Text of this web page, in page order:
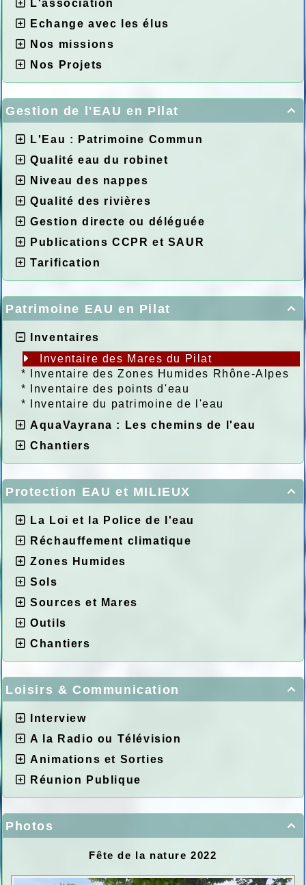
L'association
Echange avec les élus
Nos missions
Nos Projets

Gestion de l'EAU en Pilat
L'Eau : Patrimoine Commun
Qualité eau du robinet
Niveau des nappes
Qualité des rivières
Gestion directe ou déléguée
Publications CCPR et SAUR
Tarification

Patrimoine EAU en Pilat
Inventaires
Inventaire des Mares du Pilat
*
Inventaire des Zones Humides Rhône-Alpes
*
Inventaire des points d'eau
*
Inventaire du patrimoine de l'eau
AquaVayrana : Les chemins de l'eau
Chantiers

Protection EAU et MILIEUX
La Loi et la Police de l'eau
Réchauffement climatique
Zones Humides
Sols
Sources et Mares
Outils
Chantiers

Loisirs & Communication
Interview
A la Radio ou Télévision
Animations et Sorties
Réunion Publique

Photos
Fête de la nature 2022